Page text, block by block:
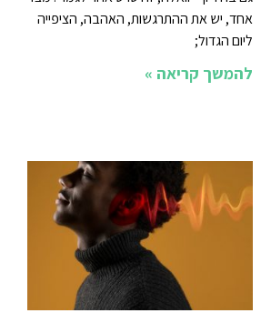
אחד, יש את ההתרגשות, האהבה, הציפייה
ליום הגדול;
להמשך קריאה »